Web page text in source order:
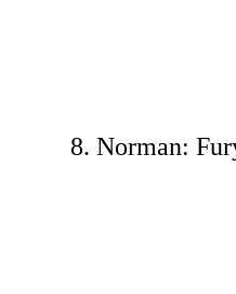
8. Norman: